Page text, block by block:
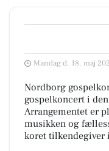
Mandag d. 18. maj
Nordborg
gospelkoncert i
Arrangementet er
musikken og
koret tilkendegiver